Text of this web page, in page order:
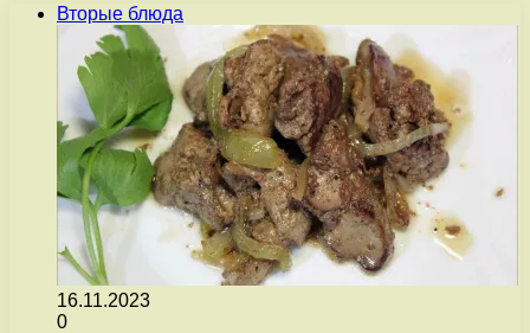
Вторые блюда
16.11.2023
0